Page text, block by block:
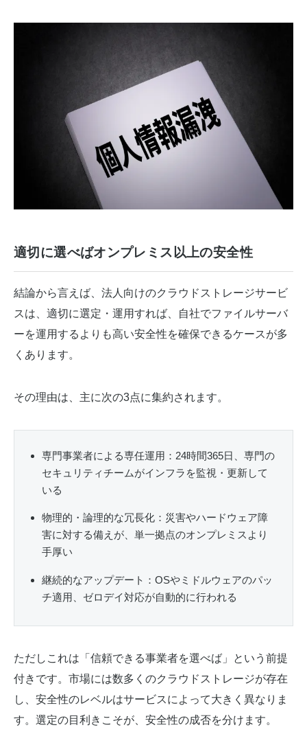
適切に選べばオンプレミス以上の安全性
結論から言えば、法人向けのクラウドストレージサービ
スは、適切に選定・運用すれば、自社でファイルサーバ
ーを運用するよりも高い安全性を確保できるケースが多
くあります。
その理由は、主に次の3点に集約されます。
専門事業者による専任運用：24時間365日、専門の
セキュリティチームがインフラを監視・更新して
いる
物理的・論理的な冗長化：災害やハードウェア障
害に対する備えが、単一拠点のオンプレミスより
手厚い
継続的なアップデート：OSやミドルウェアのパッ
チ適用、ゼロデイ対応が自動的に行われる
ただしこれは「信頼できる事業者を選べば」という前提
付きです。市場には数多くのクラウドストレージが存在
し、安全性のレベルはサービスによって大きく異なりま
す。選定の目利きこそが、安全性の成否を分けます。